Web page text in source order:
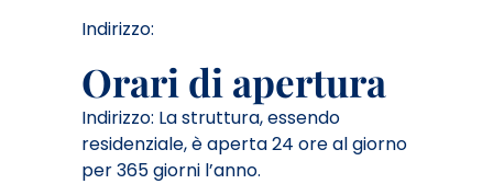
Indirizzo:
Orari di apertura
Indirizzo: La struttura, essendo
residenziale, è aperta 24 ore al giorno
per 365 giorni l’anno.